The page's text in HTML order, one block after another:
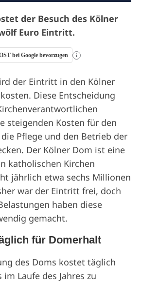
der Besuch des Kölner
Euro Eintritt.
bei Google bevorzugen i
der Eintritt in den Kölner
Diese Entscheidung
steigenden Kosten für den
Pflege und den Betrieb der
Der Kölner Dom ist eine
katholischen Kirchen
jährlich etwa sechs Millionen
war der Eintritt frei, doch
haben diese
gemacht.
für Domerhalt
des Doms kostet täglich
im Laufe des Jahres zu